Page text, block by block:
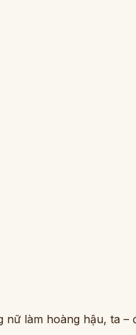
làm hoàng hậu, ta